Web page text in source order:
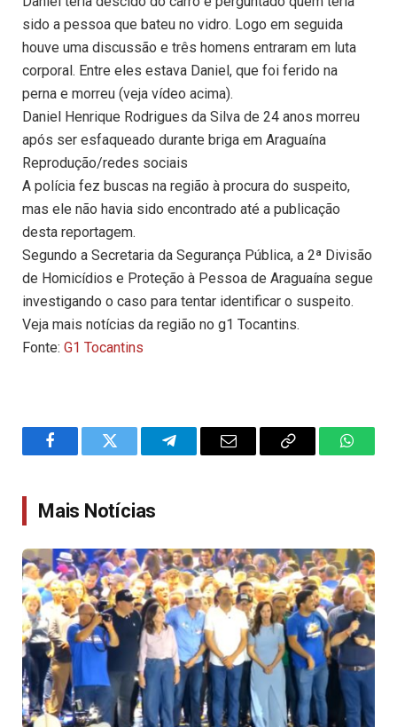
sido a pessoa que bateu no vidro. Logo em seguida
houve uma discussão e três homens entraram em luta
corporal. Entre eles estava Daniel, que foi ferido na
perna e morreu (veja vídeo acima).
Daniel Henrique Rodrigues da Silva de 24 anos morreu
após ser esfaqueado durante briga em Araguaína
Reprodução/redes sociais
A polícia fez buscas na região à procura do suspeito,
mas ele não havia sido encontrado até a publicação
desta reportagem.
Segundo a Secretaria da Segurança Pública, a 2ª Divisão
de Homicídios e Proteção à Pessoa de Araguaína segue
investigando o caso para tentar identificar o suspeito.
Veja mais notícias da região no g1 Tocantins.
Fonte: G1 Tocantins
FacebookTwitter TelegramEmail
Copy
Mais Notícias